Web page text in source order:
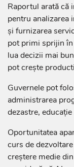
Raportul arată că
pentru
și furnizarea
pot primi sprijin
lua decizii mai
pot crește
Guvernele pot
administrarea
dezastre,
Oportunitatea
curs de
creștere medie